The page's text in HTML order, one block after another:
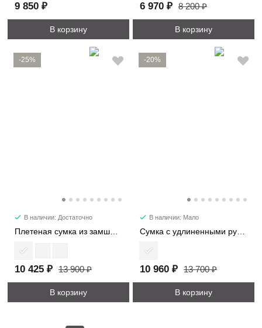
9 850 ₽
В корзину
6 970 ₽ 8 200 ₽
В корзину
-25%
В наличии: Достаточно
10 425 ₽ 13 900 ₽
В корзину
-20%
В наличии: Мало
10 960 ₽ 13 700 ₽
В корзину